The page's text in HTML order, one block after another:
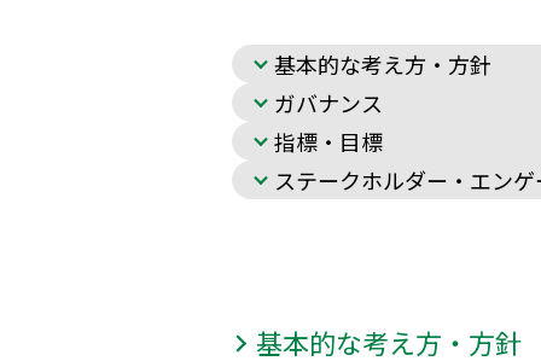
基本的な考え方・方針
ガバナンス
指標・目標
ステークホルダー・エン
基本的な考え方・方針